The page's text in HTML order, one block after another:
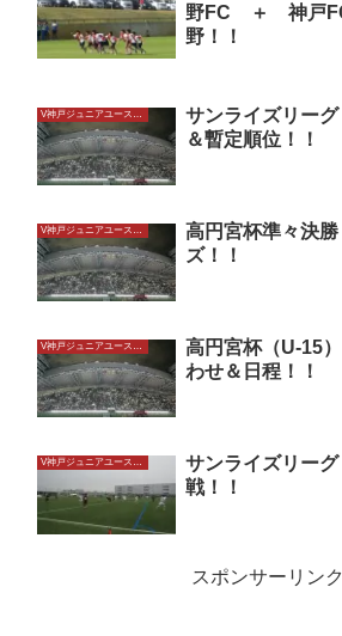
野FC ＋ 神戸
野！！
V神戸ジュニアユースU15
サンライズリー
＆暫定順位！！
V神戸ジュニアユースU15
高円宮杯準々決
ズ！！
V神戸ジュニアユースU15
高円宮杯（U-15
わせ＆日程！！
V神戸ジュニアユースU15
サンライズリー
戦！！
スポンサーリンク